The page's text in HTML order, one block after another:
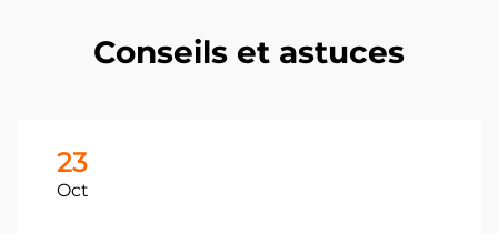
Conseils et astuces
23
Oct